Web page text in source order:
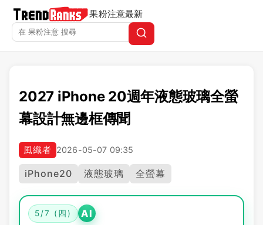
果粉注意最新
2027 iPhone 20週年液態玻璃全螢
幕設計無邊框傳聞
風織者 2026-05-07 09:35
iPhone20 液態玻璃 全螢幕
5/7 (四) AI